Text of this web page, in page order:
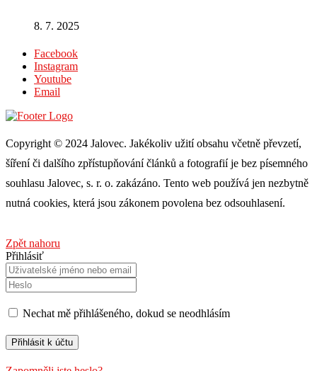
8. 7. 2025
Facebook
Instagram
Youtube
Email
Copyright © 2024 Jalovec. Jakékoliv užití obsahu včetně převzetí,
šíření či dalšího zpřístupňování článků a fotografií je bez písemného
souhlasu Jalovec, s. r. o. zakázáno. Tento web používá jen nezbytně
nutná cookies, která jsou zákonem povolena bez odsouhlasení.
Zpět nahoru
Přihlásiť
Nechat mě přihlášeného, ​​dokud se neodhlásím